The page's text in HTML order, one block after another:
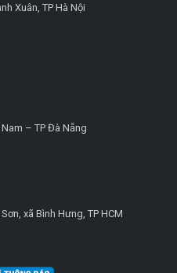
Xuân, TP Hà Nội
– TP Đà Nẵng
xã Bình Hưng, TP HCM